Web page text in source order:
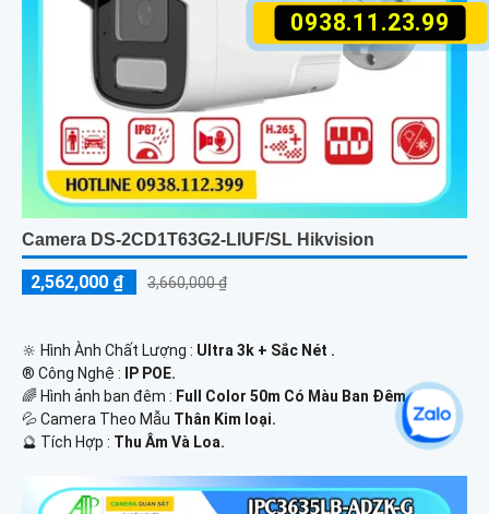
0938.11.23.99
Camera DS-2CD1T63G2-LIUF/SL Hikvision
2,562,000 ₫ 3,660,000 ₫
🔆 Hình Ành Chất Lượng : Ultra 3k + Sắc Nét .
®️ Công Nghệ :
IP POE.
🌈 Hình ảnh ban đêm : Full Color 50m Có Màu Ban Ðêm.
💦 Camera Theo Mẫu Thân Kim loại.
️🔮 Tích Hợp : Thu Âm Và Loa.